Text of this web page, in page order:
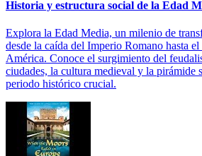
Historia y estructura social de la Edad
Explora la Edad Media, un milenio de
desde la caída del Imperio Romano hasta
América. Conoce el surgimiento del
ciudades, la cultura medieval y la pirámide
periodo histórico crucial.